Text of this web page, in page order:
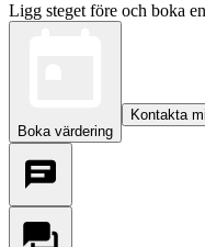
Ligg steget före och boka
Boka värdering
Kontakta